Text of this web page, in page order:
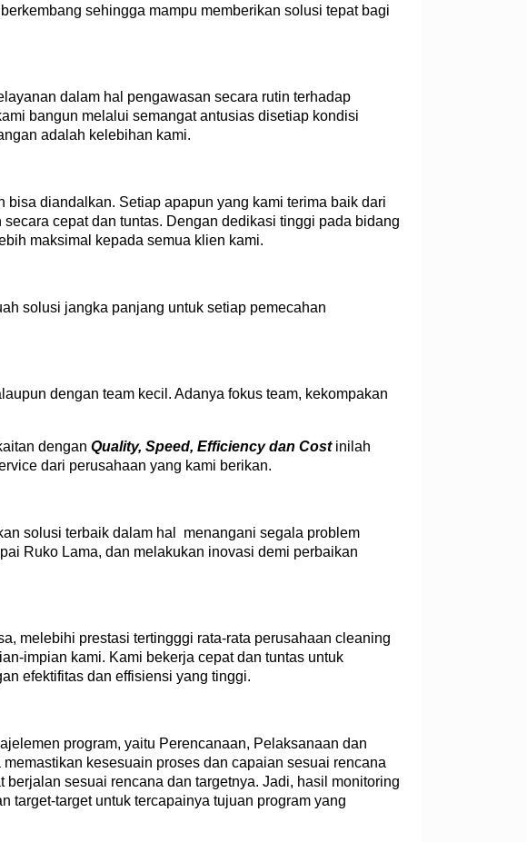
sehingga mampu memberikan solusi tepat bagi
dalam hal pengawasan secara rutin terhadap
bangun melalui semangat antusias disetiap kondisi
adalah kelebihan kami.
diandalkan. Setiap apapun yang kami terima baik dari
cepat dan tuntas. Dengan dedikasi tinggi pada bidang
maksimal kepada semua klien kami.
solusi jangka panjang untuk setiap pemecahan
dengan team kecil. Adanya fokus team, kekompakan
dengan Quality, Speed, Efficiency dan Costinilah
dari perusahaan yang kami berikan.
solusi terbaik dalam hal menangani segala problem
Ruko Lama, dan melakukan inovasi demi perbaikan
melebihi prestasi tertingggi rata-rata perusahaan cleaning
impian kami. Kami bekerja cepat dan tuntas untuk
efektifitas dan effisiensi yang tinggi.
program, yaitu Perencanaan, Pelaksanaan dan
kesesuain proses dan capaian sesuai rencana
sesuai rencana dan targetnya. Jadi, hasil monitoring
target-target untuk tercapainya tujuan program yang